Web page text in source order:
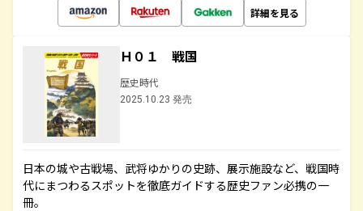
詳細を見る
Ｈ０１ 戦国
歴史時代
2025.10.23 発売
日本の城や古戦場、武将ゆかりの史跡、展示施設など、戦国時
代にまつわるスポットを徹底ガイドする歴史ファン必携の一
冊。